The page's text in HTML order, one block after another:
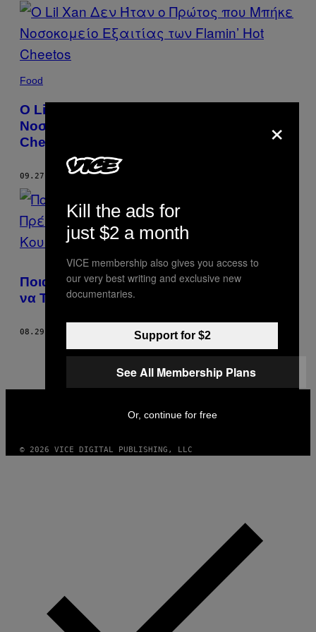
POSTS
BY
THIS
AUTHOR
Food
O Lil Xan Δεν Ήταν ο Πρώτος που Μπήκε
Νοσοκομείο Εξαιτίας των Flamin’ Hot
Cheetos
09.27.18 ΚΕΊΜΕΝΟHANNAH KEYSER
Ποια Υπολείμματα Τροφίμων Δεν Πρέπει
να Τρώμε – Τσόφλια, Ουρές, Κουκούτσια;
08.29.18 HANNAH KEYSER
INSTAGRAM
TIKTOKYOUTUBE
© 2026 VICE DIGITAL PUBLISHING, LLC
×
Kill the ads for
just $2 a month
VICE membership also gives you access to
our very best writing and exclusive new
documentaries.
Support for $2
See All Membership Plans
Or, continue for free